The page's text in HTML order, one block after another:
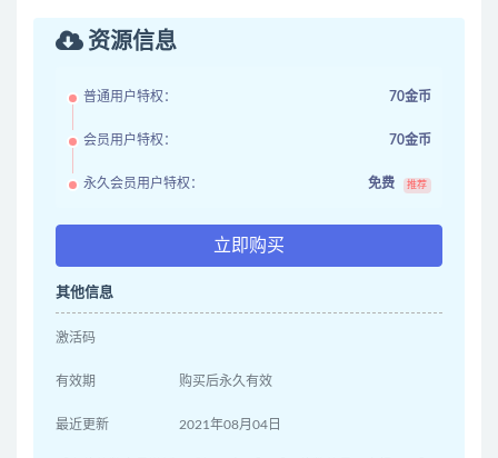
资源信息
普通用户特权： 70金币
会员用户特权： 70金币
永久会员用户特权： 免费 推荐
立即购买
其他信息
激活码
有效期 购买后永久有效
最近更新 2021年08月04日